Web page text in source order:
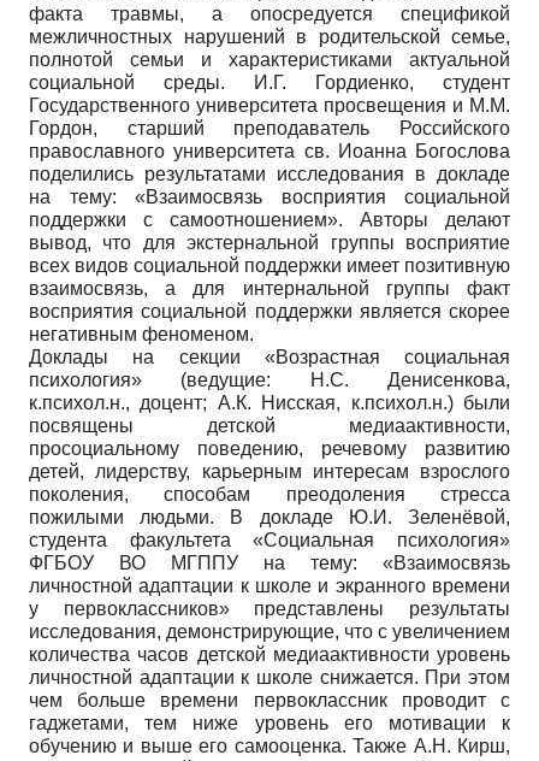
факта травмы, а опосредуется спецификой
межличностных нарушений в родительской семье,
полнотой семьи и характеристиками актуальной
социальной среды. И.Г. Гордиенко, студент
Государственного университета просвещения и М.М.
Гордон, старший преподаватель Российского
православного университета св. Иоанна Богослова
поделились результатами исследования в докладе
на тему: «Взаимосвязь восприятия социальной
поддержки с самоотношением». Авторы делают
вывод, что для экстернальной группы восприятие
всех видов социальной поддержки имеет позитивную
взаимосвязь, а для интернальной группы факт
восприятия социальной поддержки является скорее
негативным феноменом.
Доклады на секции «Возрастная социальная
психология» (ведущие: Н.С. Денисенкова,
к.психол.н., доцент; А.К. Нисская, к.психол.н.) были
посвящены детской медиаактивности,
просоциальному поведению, речевому развитию
детей, лидерству, карьерным интересам взрослого
поколения, способам преодоления стресса
пожилыми людьми. В докладе Ю.И. Зеленёвой,
студента факультета «Социальная психология»
ФГБОУ ВО МГППУ на тему: «Взаимосвязь
личностной адаптации к школе и экранного времени
у первоклассников» представлены результаты
исследования, демонстрирующие, что с увеличением
количества часов детской медиаактивности уровень
личностной адаптации к школе снижается. При этом
чем больше времени первоклассник проводит с
гаджетами, тем ниже уровень его мотивации к
обучению и выше его самооценка. Также А.Н. Кирш,